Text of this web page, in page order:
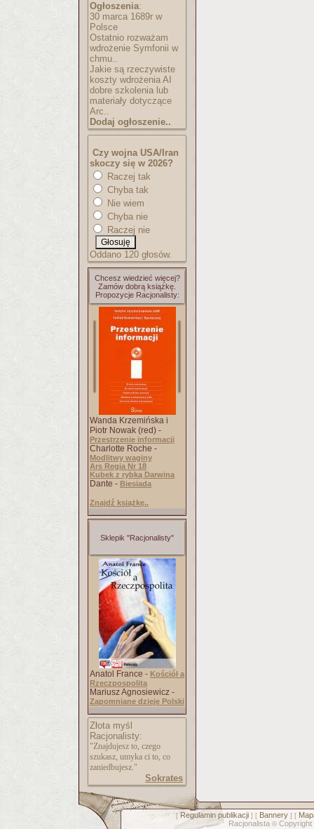
Ogłoszenia:
30 marca 1689r w
Polsce
Ostatnio rozważam
wdrożenie Symfonii w
chmu..
Jakie są rzeczywiste
koszty wdrożenia AI
dobre szkolenia lub
materiały dotyczące
Arc..
Dodaj ogłoszenie..
Czy wojna USA/Iran
skoczy się w 2026?
Raczej tak
Chyba tak
Nie wiem
Chyba nie
Raczej nie
Oddano 120 głosów.
Chcesz wiedzieć więcej?
Zamów dobrą książkę.
Propozycje Racjonalisty:
Wanda Krzemińska i
Piotr Nowak (red) -
Przestrzenie informacji
Charlotte Roche -
Modlitwy waginy
Ars Regia Nr 18
Kubek z rybką Darwina
Dante - Biesiada
Znajdź książkę..
Sklepik "Racjonalisty"
Anatol France - Kościół a
Rzeczpospolita
Mariusz Agnosiewicz -
Zapomniane dzieje Polski
Złota myśl
Racjonalisty:
"Znajdujesz to, czego
szukasz, umyka ci to, co
zaniedbujesz."
Sokrates
[ Regulamin publikacji] [ Bannery] [
Racjonalista © Copyright